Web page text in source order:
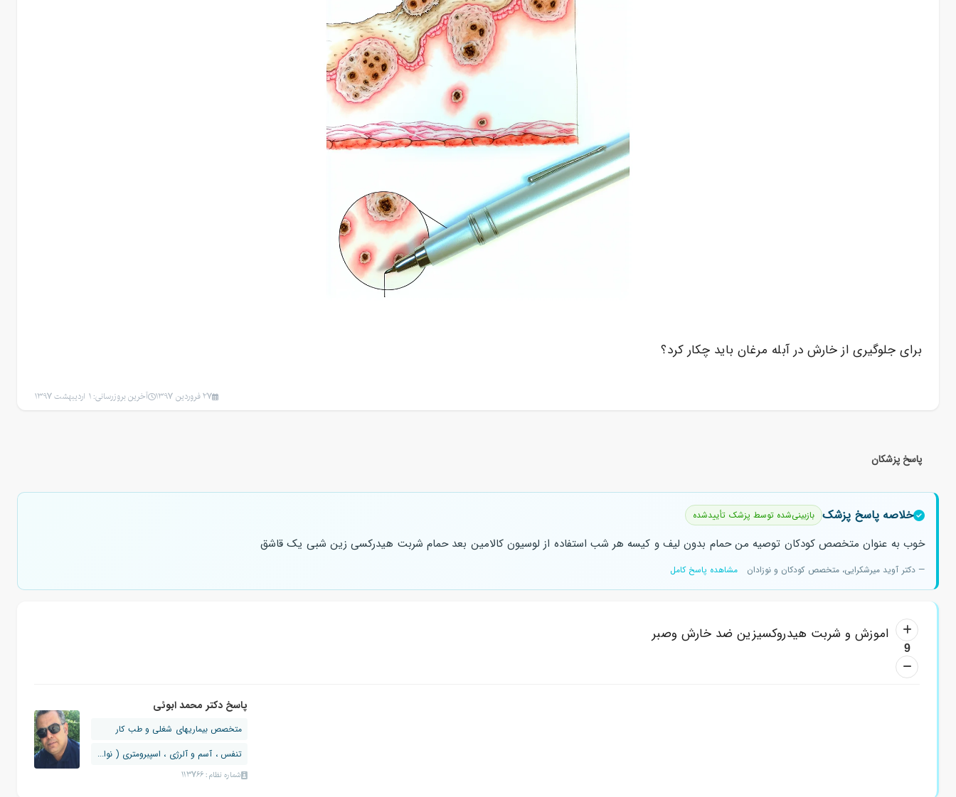
برای جلوگیری از خارش در آبله مرغان باید چکار کرد؟
27 فروردین 1397 آخرین بروزرسانی: 1 اردیبهشت 1397
پاسخ پزشکان
خلاصه پاسخ پزشک بازبینی‌شده توسط پزشک تأییدشده
خوب به عنوان متخصص کودکان توصیه من حمام بدون لیف و کیسه هر شب استفاده از لوسیون کالامین بعد حمام شربت هیدرکسی زین شبی یک قاشق
— دکتر آوید میرشکرایی، متخصص کودکان و نوزادان مشاهده پاسخ کامل
9
اموزش و شربت هیدروکسیزین ضد خارش وصبر
پاسخ دکتر محمد ابوئی
متخصص بیماریهای شغلی و طب کار
تنفس ، آسم و آلرژی ، اسپبرومتری ( نوا...
شماره نظام: 113766